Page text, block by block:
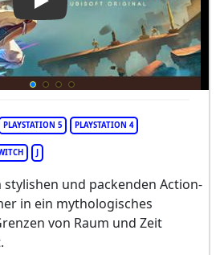
Play Video: Prince of Persia:
PLAYSTATION 5 PLAYSTATION 4
J
und packenden Action-
in ein mythologisches
von Raum und Zeit